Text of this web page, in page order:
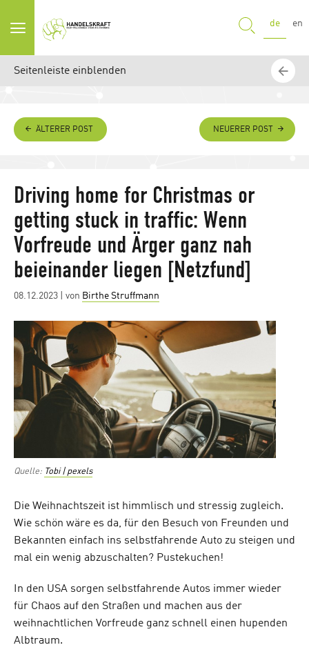
SUCHEde en
ÄLTERER POST NEUERER POST
Driving home for Christmas or
getting stuck in traffic: Wenn
Vorfreude und Ärger ganz nah
beieinander liegen [Netzfund]
Posted
08.12.2023 | von Birthe Struffmann
Quelle: Tobi | pexels
Die Weihnachtszeit ist himmlisch und stressig zugleich.
Wie schön wäre es da, für den Besuch von Freunden und
Bekannten einfach ins selbstfahrende Auto zu steigen und
mal ein wenig abzuschalten? Pustekuchen!
In den USA sorgen selbstfahrende Autos immer wieder
für Chaos auf den Straßen und machen aus der
weihnachtlichen Vorfreude ganz schnell einen hupenden
Albtraum.
Seitenleiste einblenden